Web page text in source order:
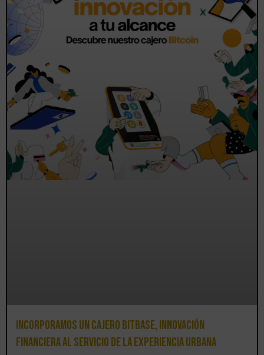
Incorporamos un cajero BitBase, innovación
financiera al servicio de la experiencia urbana